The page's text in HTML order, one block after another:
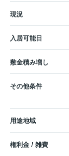
現況
入居可能日
敷金積み増し
その他条件
用途地域
権利金 / 雑費